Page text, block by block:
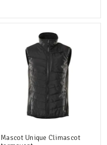
Mascot Unique Climascot